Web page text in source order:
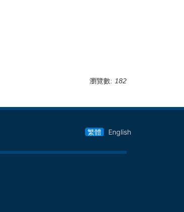
瀏覽數: 182
繁體 English